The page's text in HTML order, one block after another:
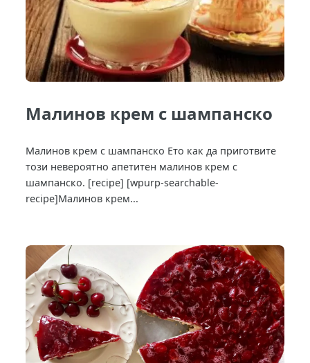
Малинов крем с шампанско
Малинов крем с шампанско Ето как да приготвите
този невероятно апетитен малинов крем с
шампанско. [recipe] [wpurp-searchable-
recipe]Малинов крем...